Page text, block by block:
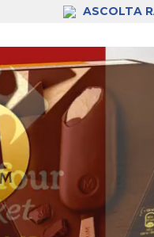
ASCOLTA